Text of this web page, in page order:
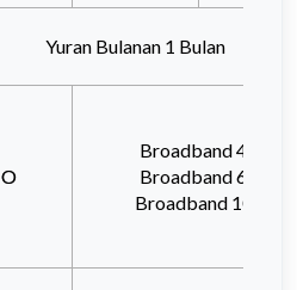
Yuran Bulanan 1 Bulan
O
Broadband 45
Broadband 65
Broadband 105